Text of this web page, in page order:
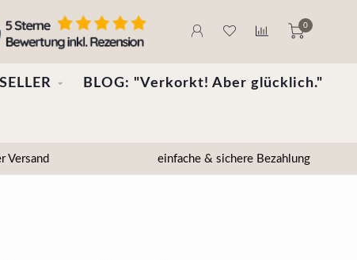
0
BLOG: "Verkorkt! Aber glücklich."
Versand einfache & sichere Bezahlung